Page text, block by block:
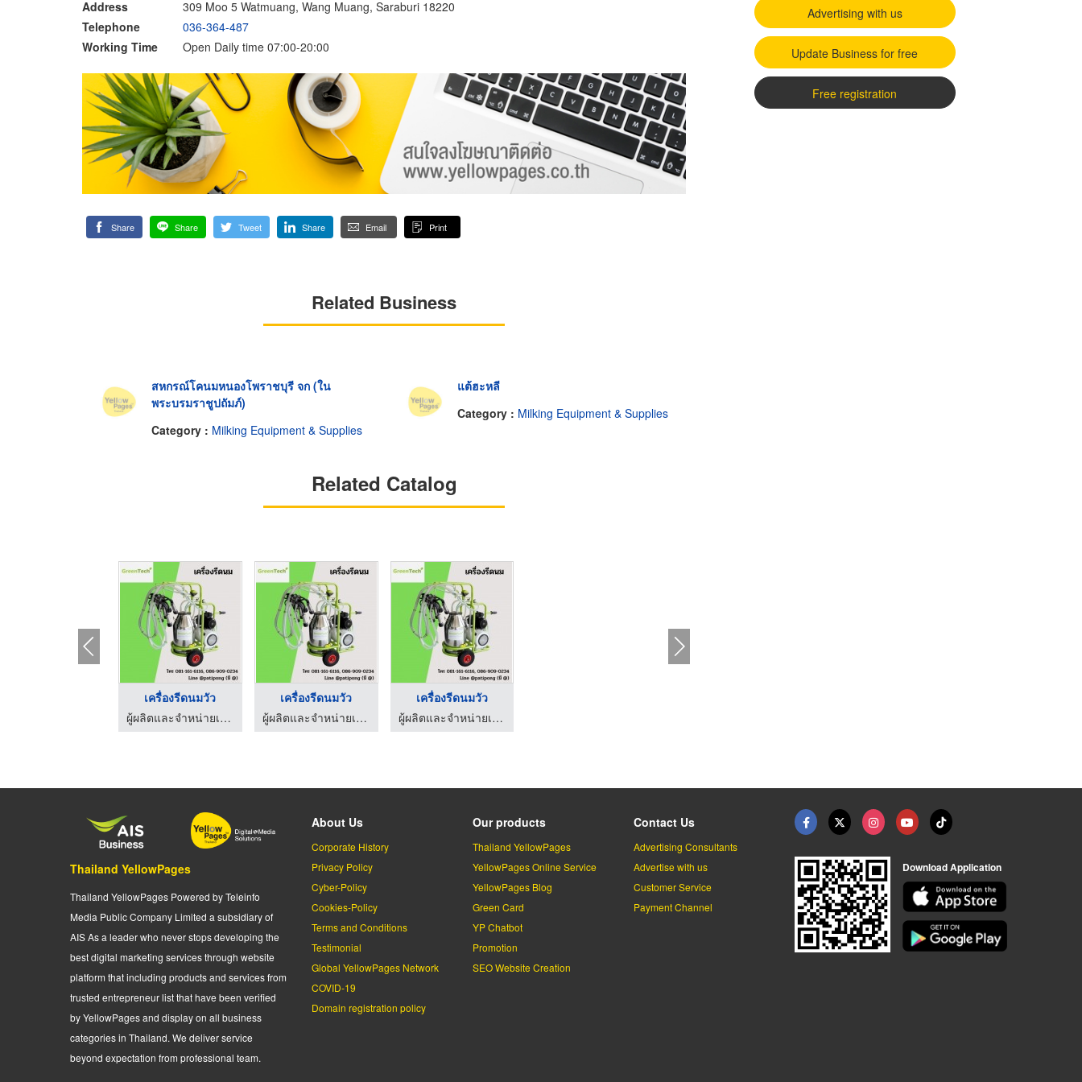
Address
309 Moo 5 Watmuang, Wang Muang, Saraburi 18220
Telephone
036-364-487
Working Time
Open Daily time 07:00-20:00
Share Share Tweet Share Email Print
Related Business
สหกรณ์โคนมหนองโพราชบุรี จก (ใน
พระบรมราชูปถัมภ์)
Category : Milking Equipment & Supplies
แต้ฮะหลี
Category : Milking Equipment & Supplies
Related Catalog
เครื่องรีดนมวัว
ผู้ผลิตและจำหน่ายเครื่องจักรกลการเกษตร-ปฏิพงศ์ อินดัสทรี
เครื่องรีดนมวัว
ผู้ผลิตและจำหน่ายเครื่องจักรกลการเกษตร-ปฏิพงศ์ อินดัสทรี
เครื่องรีดนมวัว
ผู้ผลิตและจำหน่ายเครื่องจักรกลการเกษตร-ปฏิพงศ์ อินดัสทรี
Advertising with us
Update Business for free
Free registration
Thailand YellowPages
Thailand YellowPages Powered by Teleinfo
Media Public Company Limited a subsidiary of
AIS As a leader who never stops developing the
best digital marketing services through website
platform that including products and services from
trusted entrepreneur list that have been verified
by YellowPages and display on all business
categories in Thailand. We deliver service
beyond expectation from professional team.
About Us
Corporate History
Privacy Policy
Cyber-Policy
Cookies-Policy
Terms and Conditions
Testimonial
Global YellowPages Network
COVID-19
Domain registration policy
Our products
Thailand YellowPages
YellowPages Online Service
YellowPages Blog
Green Card
YP Chatbot
Promotion
SEO Website Creation
Contact Us
Advertising Consultants
Advertise with us
Customer Service
Payment Channel
Download Application